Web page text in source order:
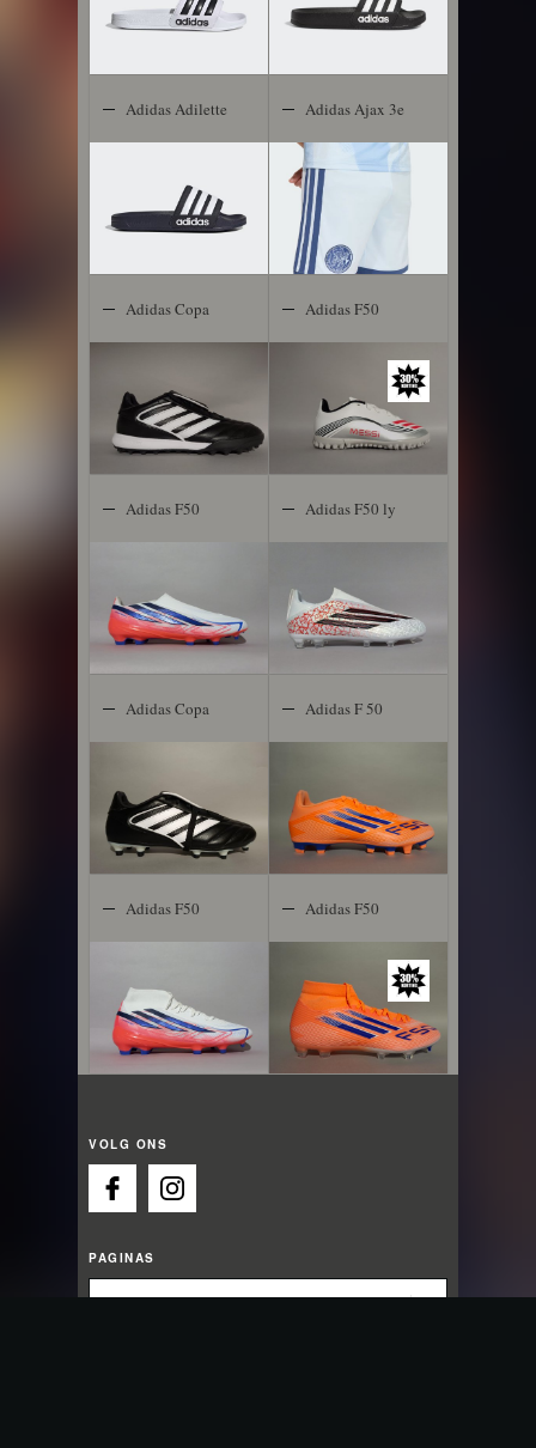
Adidas Adilette
Adidas Ajax 3e
2027 Kids
Adidas Copa
Adidas F50
Adidas F50
Adidas F50 ly
Adidas Copa
Adidas F 50
Adidas F50
Adidas F50
VOLG ONS
PAGINAS